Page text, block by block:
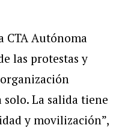
CTA Autónoma
las protestas y
solo. La salida tiene
y movilización”,